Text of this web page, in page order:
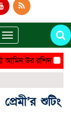
Toggle
navigation
উর রশিদ সাভার
শুটিং